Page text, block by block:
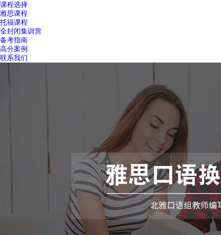
课程选择
雅思课程
托福课程
全封闭集训营
备考指南
高分案例
联系我们